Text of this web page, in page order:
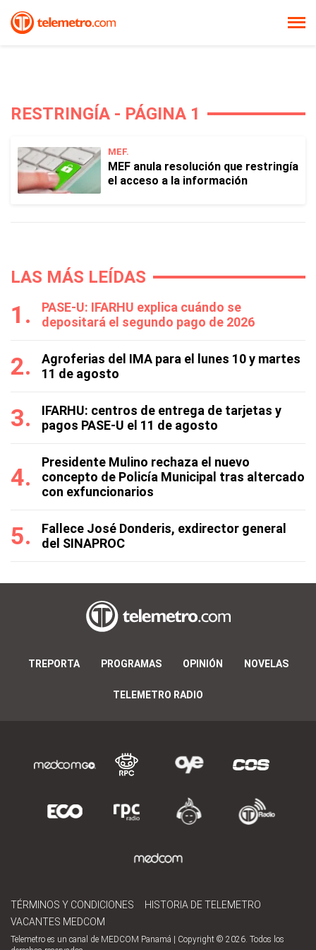
RESTRINGÍA - PÁGINA 1
MEF.
MEF anula resolución que restringía
el acceso a la información
LAS MÁS LEÍDAS
PASE-U: IFARHU explica cuándo se
depositará el segundo pago de 2026
Agroferias del IMA para el lunes 10 y martes
11 de agosto
IFARHU: centros de entrega de tarjetas y
pagos PASE-U el 11 de agosto
Presidente Mulino rechaza el nuevo
concepto de Policía Municipal tras altercado
con exfuncionarios
Fallece José Donderis, exdirector general
del SINAPROC
TREPORTA PROGRAMAS OPINIÓN NOVELAS
TELEMETRO RADIO
TÉRMINOS Y CONDICIONES
HISTORIA DE TELEMETRO
VACANTES MEDCOM
Telemetro es un canal de MEDCOM Panamá | Copyright © 2026. Todos los